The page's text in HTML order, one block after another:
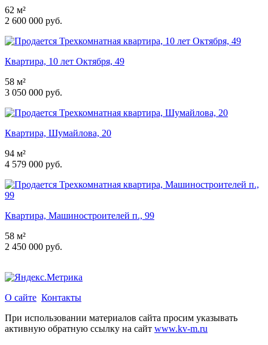
62 м²
2 600 000 руб.
Квартира, 10 лет Октября, 49
58 м²
3 050 000 руб.
Квартира, Шумайлова, 20
94 м²
4 579 000 руб.
Квартира, Машиностроителей п., 99
58 м²
2 450 000 руб.
О сайте Контакты
При использовании материалов сайта просим указывать
активную обратную ссылку на сайт www.kv-m.ru